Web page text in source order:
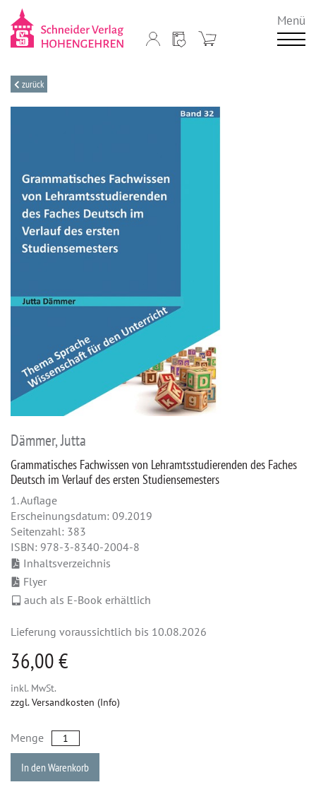
Menü
zurück
Dämmer, Jutta
Grammatisches Fachwissen von Lehramtsstudierenden des Faches
Deutsch im Verlauf des ersten Studiensemesters
1. Auflage
Erscheinungsdatum: 09.2019
Seitenzahl: 383
ISBN: 978-3-8340-2004-8
Inhaltsverzeichnis
Flyer
auch als E-Book erhältlich
Lieferung voraussichtlich bis 10.08.2026
36,00 €
inkl. MwSt.
zzgl. Versandkosten (Info)
Menge
In den Warenkorb